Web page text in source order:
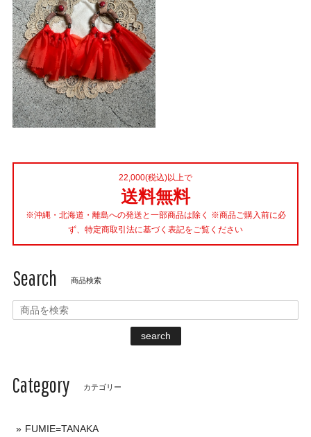
22,000(税込)以上で
送料無料
※沖縄・北海道・離島への発送と一部商品は除く ※商品ご購入前に必
ず、特定商取引法に基づく表記をご覧ください
Search 商品検索
search
Category カテゴリー
FUMIE=TANAKA